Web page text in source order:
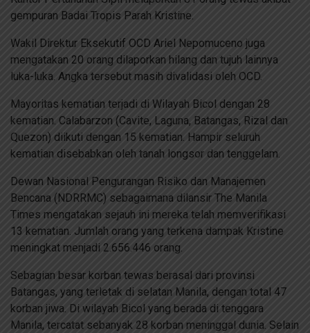
gempuran Badai Tropis Parah Kristine.
Wakil Direktur Eksekutif OCD Ariel Nepomuceno juga
mengatakan 20 orang dilaporkan hilang dan tujuh lainnya
luka-luka. Angka tersebut masih divalidasi oleh OCD.
Mayoritas kematian terjadi di Wilayah Bicol dengan 28
kematian. Calabarzon (Cavite, Laguna, Batangas, Rizal dan
Quezon) diikuti dengan 15 kematian. Hampir seluruh
kematian disebabkan oleh tanah longsor dan tenggelam.
Dewan Nasional Pengurangan Risiko dan Manajemen
Bencana (NDRRMC) sebagaimana dilansir The Manila
Times mengatakan sejauh ini mereka telah memverifikasi
13 kematian. Jumlah orang yang terkena dampak Kristine
meningkat menjadi 2.656.446 orang.
Sebagian besar korban tewas berasal dari provinsi
Batangas, yang terletak di selatan Manila, dengan total 47
korban jiwa. Di wilayah Bicol yang berada di tenggara
Manila, tercatat sebanyak 28 korban meninggal dunia. Selain